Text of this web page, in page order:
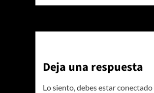
Deja una respuesta
Lo siento, debes estarconectado